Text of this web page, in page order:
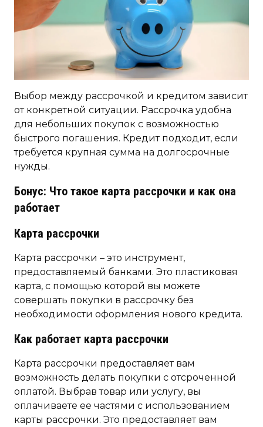
Выбор между рассрочкой и кредитом зависит
от конкретной ситуации. Рассрочка удобна
для небольших покупок с возможностью
быстрого погашения. Кредит подходит, если
требуется крупная сумма на долгосрочные
нужды.
Бонус: Что такое карта рассрочки и как она
работает
Карта рассрочки
Карта рассрочки – это инструмент,
предоставляемый банками. Это пластиковая
карта, с помощью которой вы можете
совершать покупки в рассрочку без
необходимости оформления нового кредита.
Как работает карта рассрочки
Карта рассрочки предоставляет вам
возможность делать покупки с отсроченной
оплатой. Выбрав товар или услугу, вы
оплачиваете ее частями с использованием
карты рассрочки. Это предоставляет вам